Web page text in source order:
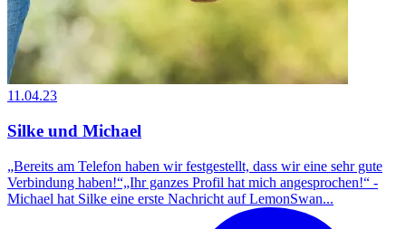
11.04.23
Silke und Michael
„Bereits am Telefon haben wir festgestellt, dass wir eine sehr gute
Verbindung haben!“„Ihr ganzes Profil hat mich angesprochen!“ -
Michael hat Silke eine erste Nachricht auf LemonSwan...